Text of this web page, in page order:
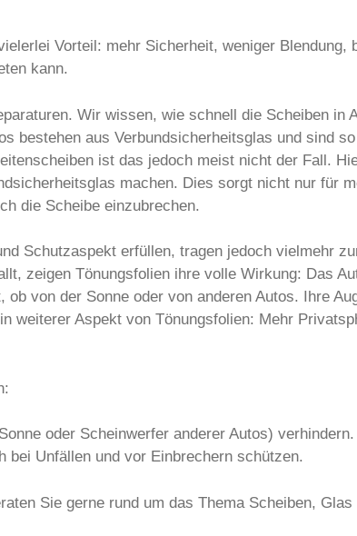
Vorteil: mehr Sicherheit, weniger Blendung,
kann.
Wir wissen, wie schnell die Scheiben in
bestehen aus Verbundsicherheitsglas und sind
ist das jedoch meist nicht der Fall.
machen. Dies sorgt nicht nur für
die Scheibe einzubrechen.
Schutzaspekt erfüllen, tragen jedoch vielmehr
zeigen Tönungsfolien ihre volle Wirkung: Das
von der Sonne oder von anderen Autos. Ihre
weiterer Aspekt von Tönungsfolien: Mehr
oder Scheinwerfer anderer Autos) verhindern.
Unfällen und vor Einbrechern schützen.
Sie gerne rund um das Thema Scheiben, Glas